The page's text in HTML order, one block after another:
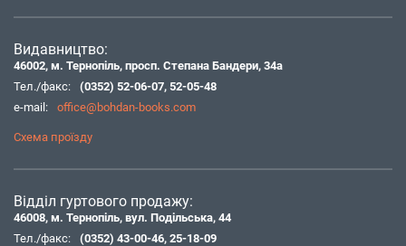
Видавництво:
46002, м. Тернопіль, просп. Степана Бандери, 34а
Тел./факс:
(0352) 52-06-07, 52-05-48
e-mail:
office@bohdan-books.com
Схема проїзду
Відділ гуртового продажу:
46008, м. Тернопіль, вул. Подільська, 44
Тел./факс:
(0352) 43-00-46, 25-18-09